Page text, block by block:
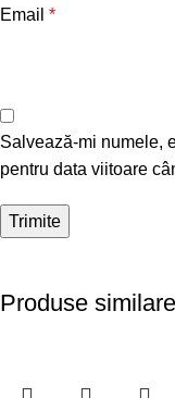
Email *
Salvează-mi numele,
pentru data viitoare
Produse similare